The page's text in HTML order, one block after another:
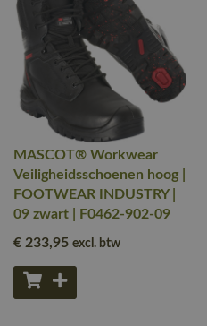
MASCOT® Workwear
Veiligheidsschoenen hoog |
FOOTWEAR INDUSTRY |
09 zwart | F0462-902-09
€ 233,95 excl. btw